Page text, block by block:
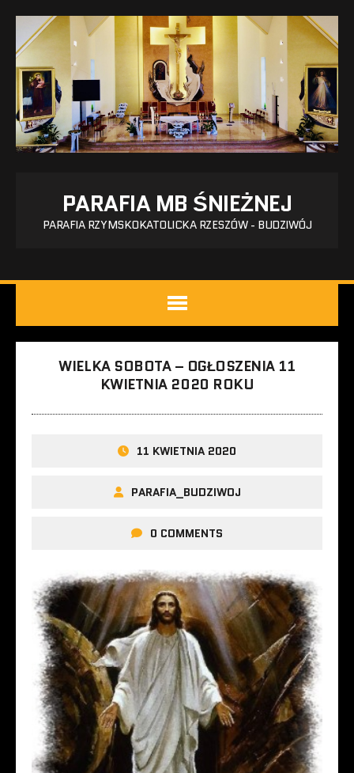
PARAFIA MB ŚNIEŻNEJ
PARAFIA RZYMSKOKATOLICKA RZESZÓW - BUDZIWÓJ
WIELKA SOBOTA – OGŁOSZENIA 11
KWIETNIA 2020 ROKU
11 KWIETNIA 2020
PARAFIA_BUDZIWOJ
0 COMMENTS